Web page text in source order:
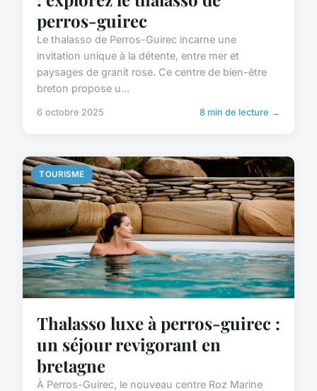
perros-guirec
Le thalasso de Perros-Guirec incarne une
invitation unique à la détente, entre mer et
paysages de granit rose. Ce centre de bien-être
breton propose u...
6 octobre 2025 8 min de lecture →
TOURISME
Thalasso luxe à perros-guirec :
un séjour revigorant en
bretagne
À Perros-Guirec, le nouveau centre Roz Marine